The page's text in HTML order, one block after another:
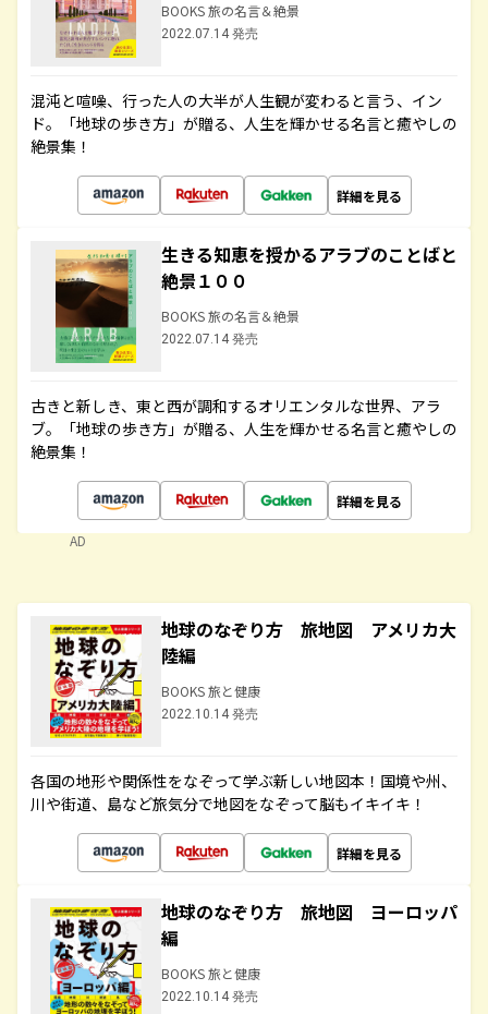
BOOKS 旅の名言＆絶景
2022.07.14 発売
混沌と喧噪、行った人の大半が人生観が変わると言う、イン
ド。「地球の歩き方」が贈る、人生を輝かせる名言と癒やしの
絶景集！
詳細を見る
生きる知恵を授かるアラブのことばと
絶景１００
BOOKS 旅の名言＆絶景
2022.07.14 発売
古きと新しき、東と西が調和するオリエンタルな世界、アラ
ブ。「地球の歩き方」が贈る、人生を輝かせる名言と癒やしの
絶景集！
詳細を見る
AD
地球のなぞり方 旅地図 アメリカ大
陸編
BOOKS 旅と健康
2022.10.14 発売
各国の地形や関係性をなぞって学ぶ新しい地図本！国境や州、
川や街道、島など旅気分で地図をなぞって脳もイキイキ！
詳細を見る
地球のなぞり方 旅地図 ヨーロッパ
編
BOOKS 旅と健康
2022.10.14 発売